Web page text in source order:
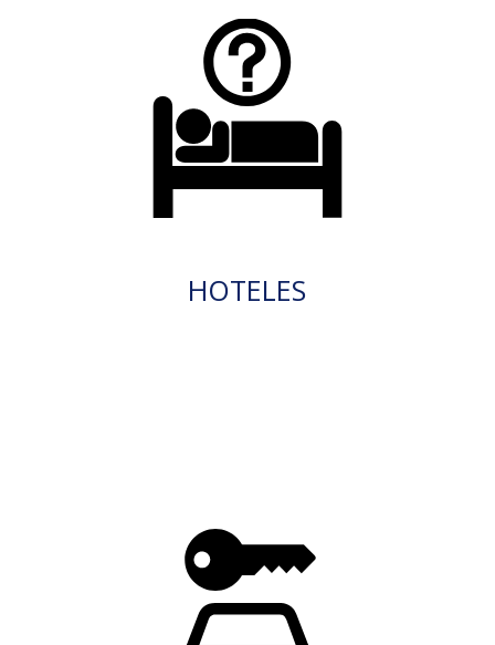
HOTELES